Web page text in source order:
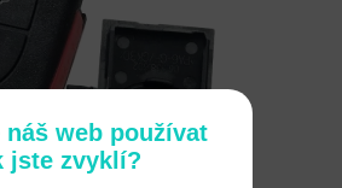
náš web používat
jste zvyklí?